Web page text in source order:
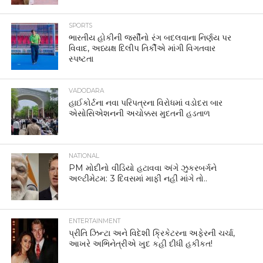
SPORTS
ભારતીય હોકીની જર્સીનો રંગ બદલવાના નિર્ણય પર
વિવાદ, અધ્યક્ષ દિલીપ તિર્કીએ માંગી વિગતવાર
સ્પષ્ટતા
VADODARA
હાઈકોર્ટના નવા પરિપત્રના વિરોધમાં વડોદરા બાર
એસોસિએશનની અચોક્કસ મુદતની હડતાળ
NATIONAL
PM મોદીનો વીડિયો હટાવવા અંગે ઝુકરબર્ગને
અલ્ટીમેટમ: 3 દિવસમાં માફી નહીં માંગે તો..
ENTERTAINMENT
પ્રીતિ ઝિન્ટા અને વિદેશી ક્રિકેટરના અફેરની ચર્ચા,
આખરે અભિનેત્રીએ ખુદ કહી દીધી હકીકત!